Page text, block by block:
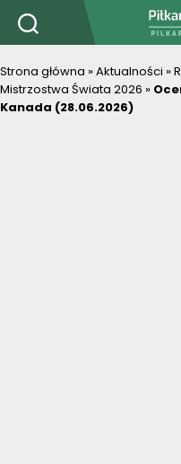
Strona główna »Aktualności »
Mistrzostwa Świata 2026 »
Kanada (28.06.2026)